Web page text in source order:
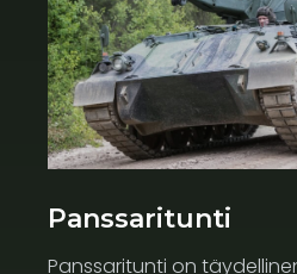
Panssaritunti
Panssaritunti on